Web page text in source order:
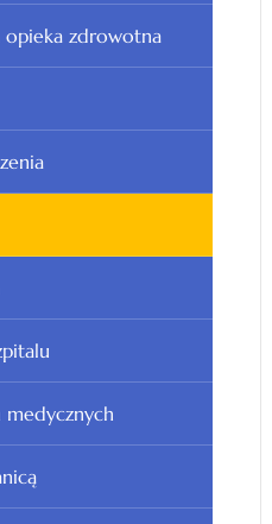
opieka zdrowotna
medycznych